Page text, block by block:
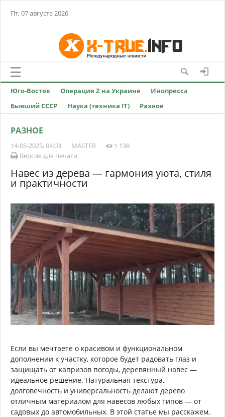
Пт, 07 августа 2026
Юго-Восток Операция Z на Украине
Инопресса
Бывший СССР
Наука (техника IT) Разное
РАЗНОЕ
14-05-2025, 04:03 MASTER
1 138
Версия для печати
Навес из дерева — гармония уюта, стиля
и практичности
Если вы мечтаете о красивом и функциональном
дополнении к участку, которое будет радовать глаз и
защищать от капризов погоды, деревянный навес —
идеальное решение. Натуральная текстура,
долговечность и универсальность делают дерево
отличным материалом для навесов любых типов — от
садовых до автомобильных. В этой статье мы расскажем,